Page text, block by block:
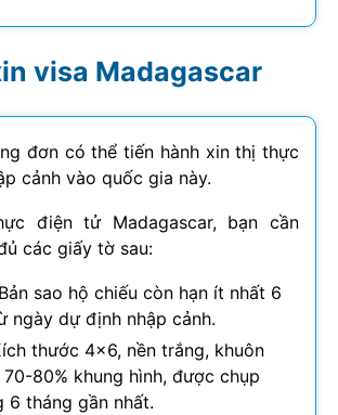
visa Madagascar
đơn có thể tiến hành xin thị thực
cảnh vào quốc gia này.
điện tử Madagascar, bạn cần
các giấy tờ sau:
Bản sao hộ chiếu còn hạn ít nhất 6
ngày dự định nhập cảnh.
thước 4×6, nền trắng, khuôn
80% khung hình, được chụp
6 tháng gần nhất.